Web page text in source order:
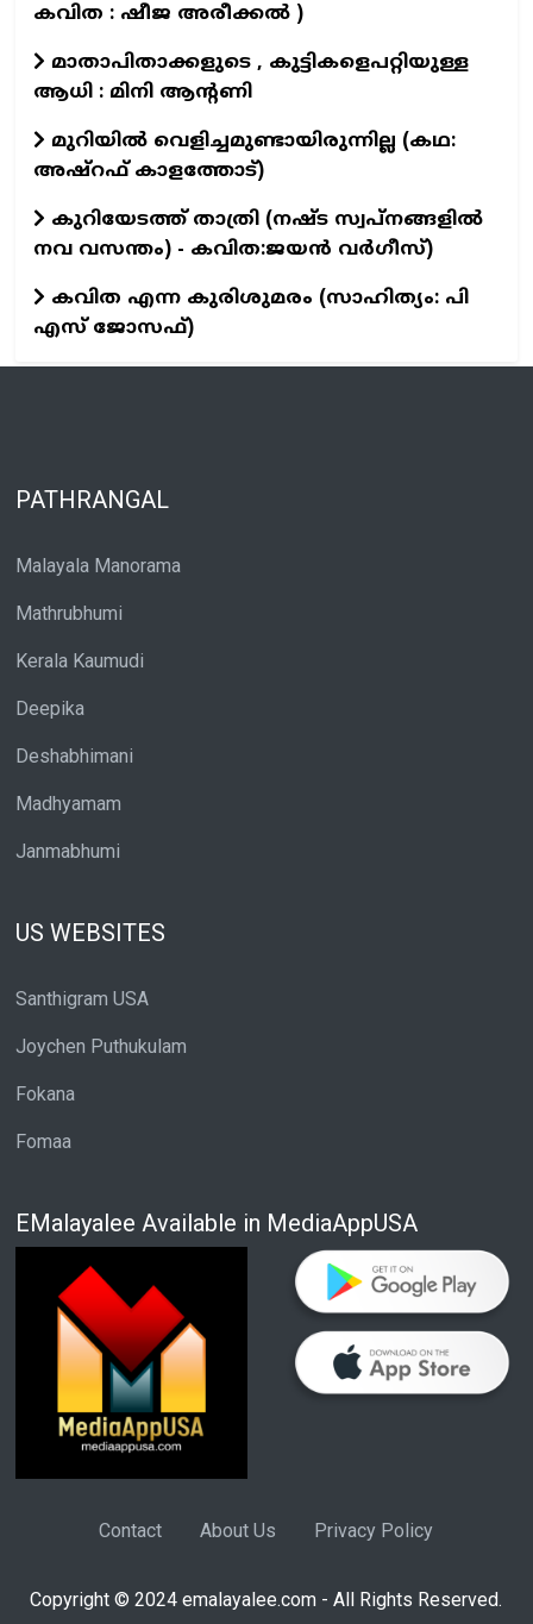
കവിത : ഷീജ അരീക്കൽ )
മാതാപിതാക്കളുടെ , കുട്ടികളെപറ്റിയുള്ള
ആധി : മിനി ആന്റണി
മുറിയിൽ വെളിച്ചമുണ്ടായിരുന്നില്ല (കഥ:
അഷ്റഫ് കാളത്തോട്)
കുറിയേടത്ത് താത്രി (നഷ്ട സ്വപ്നങ്ങളിൽ
നവ വസന്തം) - കവിത:ജയൻ വർഗീസ്)
കവിത എന്ന കുരിശുമരം (സാഹിത്യം: പി
എസ് ജോസഫ്)
PATHRANGAL
Malayala Manorama
Mathrubhumi
Kerala Kaumudi
Deepika
Deshabhimani
Madhyamam
Janmabhumi
US WEBSITES
Santhigram USA
Joychen Puthukulam
Fokana
Fomaa
EMalayalee Available in MediaAppUSA
Contact About Us Privacy Policy
Copyright © 2024 emalayalee.com - All Rights Reserved.